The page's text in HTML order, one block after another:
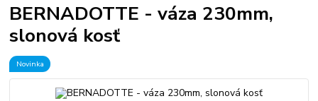
BERNADOTTE - váza 230mm,
slonová kosť
Novinka